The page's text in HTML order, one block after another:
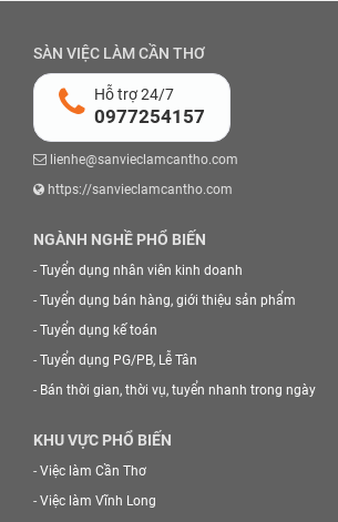
SÀN VIỆC LÀM CẦN THƠ
Hỗ trợ 24/7
0977254157
lienhe@sanvieclamcantho.com
https://sanvieclamcantho.com
NGÀNH NGHỀ PHỔ BIẾN
- Tuyển dụng nhân viên kinh doanh
- Tuyển dụng bán hàng, giới thiệu sản phẩm
- Tuyển dụng kế toán
- Tuyển dụng PG/PB, Lễ Tân
- Bán thời gian, thời vụ, tuyển nhanh trong ngày
KHU VỰC PHỔ BIẾN
- Việc làm Cần Thơ
- Việc làm Vĩnh Long